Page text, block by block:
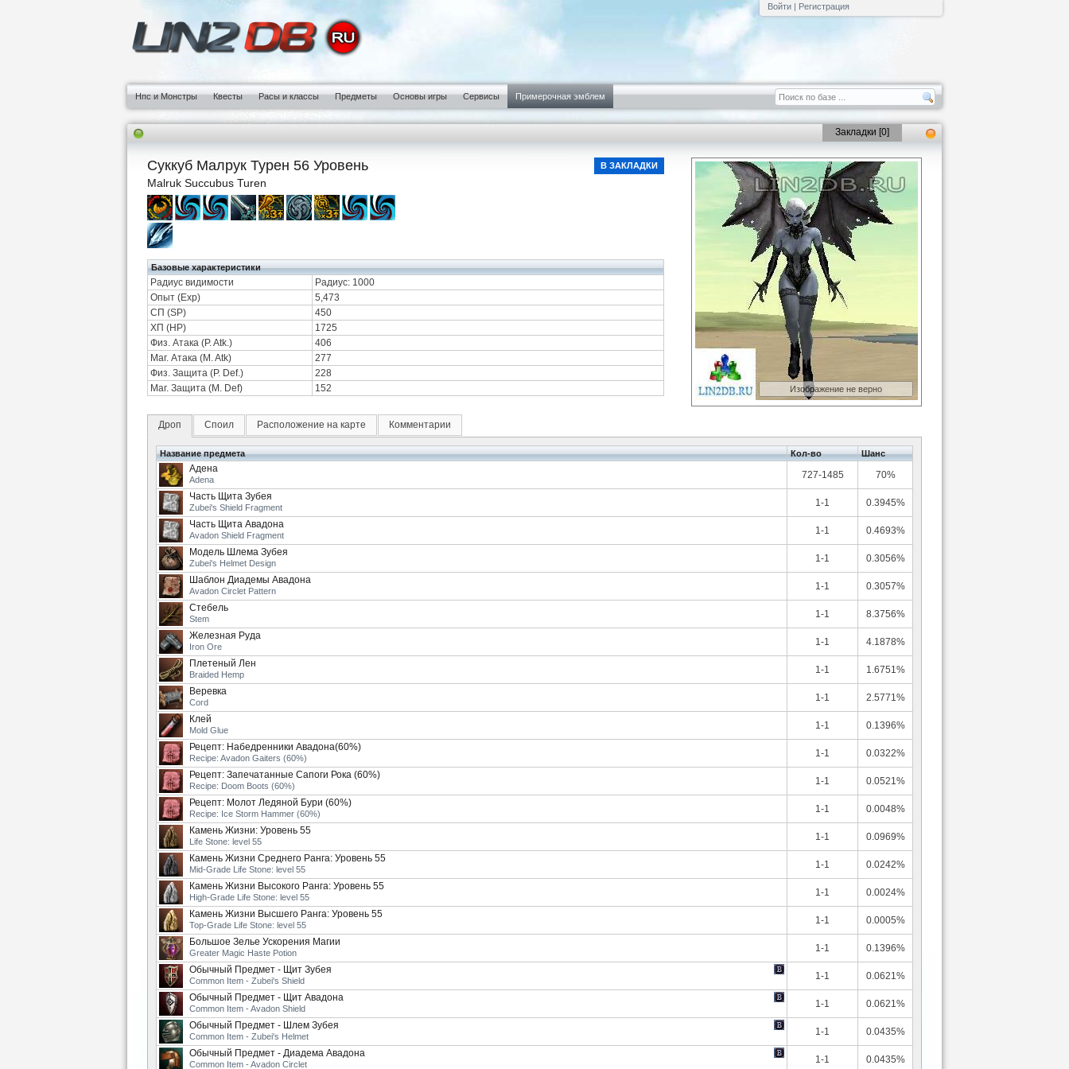
Войти | Регистрация
Нпс и Монстры Квесты Расы и классы Предметы Основы игры Сервисы Примерочная эмблем
Закладки [0]
Суккуб Малрук Турен 56 Уровень
Malruk Succubus Turen
В ЗАКЛАДКИ
Базовые характеристики
Радиус видимости
Радиус: 1000
Опыт (Exp)
5,473
СП (SP)
450
ХП (HP)
1725
Физ. Атака (P. Atk.)
406
Маг. Атака (M. Atk)
277
Физ. Защита (P. Def.)
228
Маг. Защита (M. Def)
152 Изображение не верно
Дроп Споил Расположение на карте Комментарии
Название предмета Кол-во Шанс
Адена
Adena 727-1485
70%
Часть Щита Зубея
Zubei's Shield Fragment 1-1
0.3945%
Часть Щита Авадона
Avadon Shield Fragment 1-1
0.4693%
Модель Шлема Зубея
Zubei's Helmet Design 1-1
0.3056%
Шаблон Диадемы Авадона
Avadon Circlet Pattern 1-1
0.3057%
Стебель
Stem 1-1
8.3756%
Железная Руда
Iron Ore 1-1
4.1878%
Плетеный Лен
Braided Hemp 1-1
1.6751%
Веревка
Cord 1-1
2.5771%
Клей
Mold Glue 1-1
0.1396%
Рецепт: Набедренники Авадона(60%)
Recipe: Avadon Gaiters (60%) 1-1
0.0322%
Рецепт: Запечатанные Сапоги Рока (60%)
Recipe: Doom Boots (60%) 1-1
0.0521%
Рецепт: Молот Ледяной Бури (60%)
Recipe: Ice Storm Hammer (60%) 1-1
0.0048%
Камень Жизни: Уровень 55
Life Stone: level 55 1-1
0.0969%
Камень Жизни Среднего Ранга: Уровень 55
Mid-Grade Life Stone: level 55 1-1
0.0242%
Камень Жизни Высокого Ранга: Уровень 55
High-Grade Life Stone: level 55 1-1
0.0024%
Камень Жизни Высшего Ранга: Уровень 55
Top-Grade Life Stone: level 55 1-1
0.0005%
Большое Зелье Ускорения Магии
Greater Magic Haste Potion 1-1
0.1396%
Обычный Предмет - Щит Зубея
Common Item - Zubei's Shield 1-1
0.0621%
Обычный Предмет - Щит Авадона
Common Item - Avadon Shield 1-1
0.0621%
Обычный Предмет - Шлем Зубея
Common Item - Zubei's Helmet 1-1
0.0435%
Обычный Предмет - Диадема Авадона
Common Item - Avadon Circlet 1-1 0.0435%